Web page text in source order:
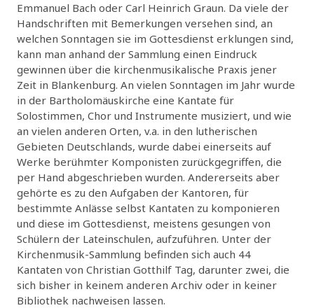
Emmanuel Bach oder Carl Heinrich Graun. Da viele der
Handschriften mit Bemerkungen versehen sind, an
welchen Sonntagen sie im Gottesdienst erklungen sind,
kann man anhand der Sammlung einen Eindruck
gewinnen über die kirchenmusikalische Praxis jener
Zeit in Blankenburg. An vielen Sonntagen im Jahr wurde
in der Bartholomäuskirche eine Kantate für
Solostimmen, Chor und Instrumente musiziert, und wie
an vielen anderen Orten, v.a. in den lutherischen
Gebieten Deutschlands, wurde dabei einerseits auf
Werke berühmter Komponisten zurückgegriffen, die
per Hand abgeschrieben wurden. Andererseits aber
gehörte es zu den Aufgaben der Kantoren, für
bestimmte Anlässe selbst Kantaten zu komponieren
und diese im Gottesdienst, meistens gesungen von
Schülern der Lateinschulen, aufzuführen. Unter der
Kirchenmusik-Sammlung befinden sich auch 44
Kantaten von Christian Gotthilf Tag, darunter zwei, die
sich bisher in keinem anderen Archiv oder in keiner
Bibliothek nachweisen lassen.